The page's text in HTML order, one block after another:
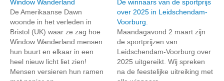
Window Wanderland
De Amerikaanse Dawn
woonde in het verleden in
Bristol (UK) waar ze zag hoe
Window Wanderland mensen
hun buurt en elkaar in een
heel nieuw licht liet zien!
Mensen versieren hun ramen
De winnaars van de sportprijs
over 2025 in Leidschendam-
Voorburg.
Maandagavond 2 maart zijn
de sportprijzen van
Leidschendam-Voorburg over
2025 uitgereikt. Wij spreken
na de feestelijke uitreiking met